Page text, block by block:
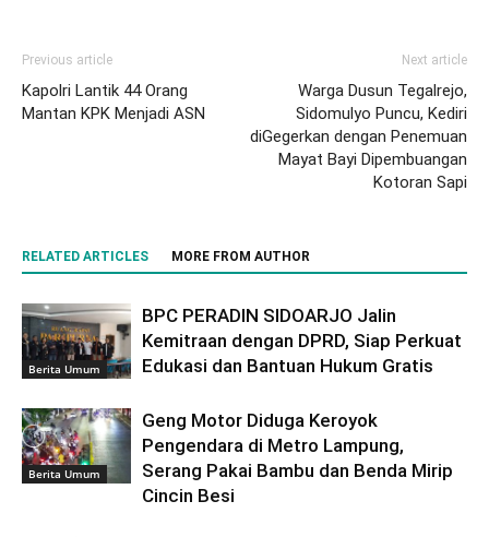
Previous article
Kapolri Lantik 44 Orang
Mantan KPK Menjadi ASN
Next article
Warga Dusun Tegalrejo,
Sidomulyo Puncu, Kediri
diGegerkan dengan Penemuan
Mayat Bayi Dipembuangan
Kotoran Sapi
RELATED ARTICLES MORE FROM AUTHOR
Berita Umum
BPC PERADIN SIDOARJO Jalin
Kemitraan dengan DPRD, Siap Perkuat
Edukasi dan Bantuan Hukum Gratis
Berita Umum
Geng Motor Diduga Keroyok
Pengendara di Metro Lampung,
Serang Pakai Bambu dan Benda Mirip
Cincin Besi